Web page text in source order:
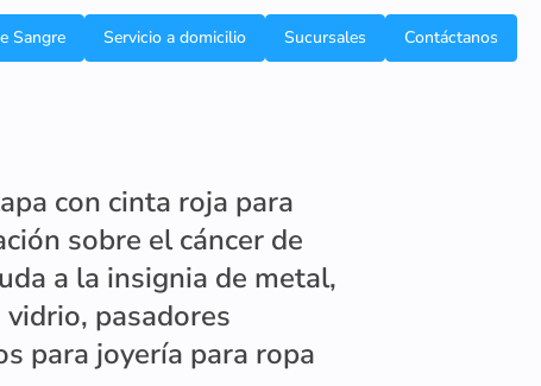
Sangre Servicio a domicilio Sucursales Contáctanos
con cinta roja para
sobre el cáncer de
a la insignia de metal,
vidrio, pasadores
para joyería para ropa